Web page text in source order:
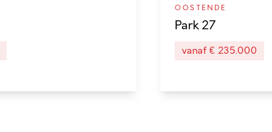
OOSTENDE
Park 27
vanaf € 235.000